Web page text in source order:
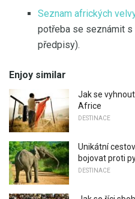
Seznam afrických
potřeba se seznámit
předpisy).
Enjoy similar
Jak se
Africe
DESTINACE
Unikátní
bojovat proti
DESTINACE